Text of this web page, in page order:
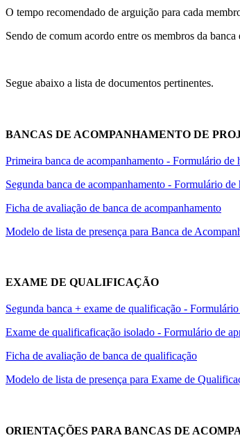
O tempo recomendado de arguição para cada
Sendo de comum acordo entre os membros da
Segue abaixo a lista de documentos pertinentes.
BANCAS DE ACOMPANHAMENTO DE
Primeira banca de acompanhamento - Formulário de
Segunda banca de acompanhamento - Formulário
Ficha de avaliação de banca de acompanhamento
Modelo de lista de presença para Banca de
EXAME DE QUALIFICAÇÃO
Segunda banca + exame de qualificação -
Exame de qualificaficação isolado - Formulário de
Ficha de avaliação de banca de qualificação
Modelo de lista de presença para Exame de
ORIENTAÇÕES PARA BANCAS DE